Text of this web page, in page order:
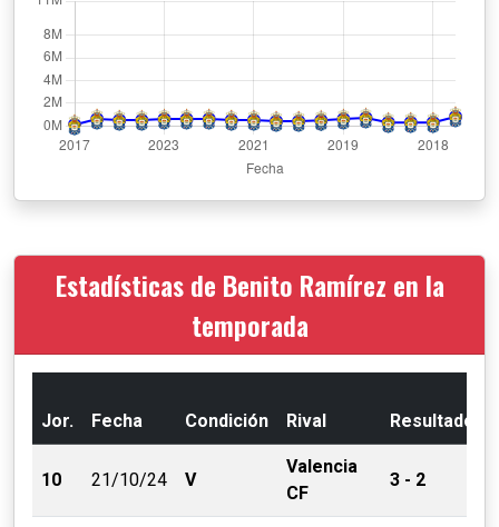
Estadísticas de Benito Ramírez en la
temporada
Jor. Fecha Condición Rival Resultado
10 21/10/24 V
Valencia
CF
3 - 2